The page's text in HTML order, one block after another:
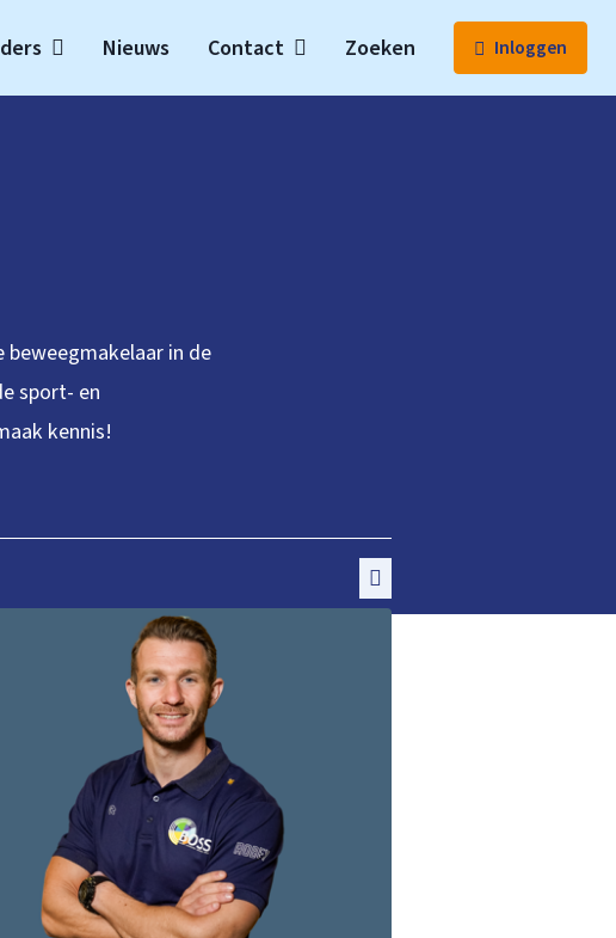
Nieuws Contact Zoeken Inloggen
beweegmakelaar in de
sport- en
kennis!